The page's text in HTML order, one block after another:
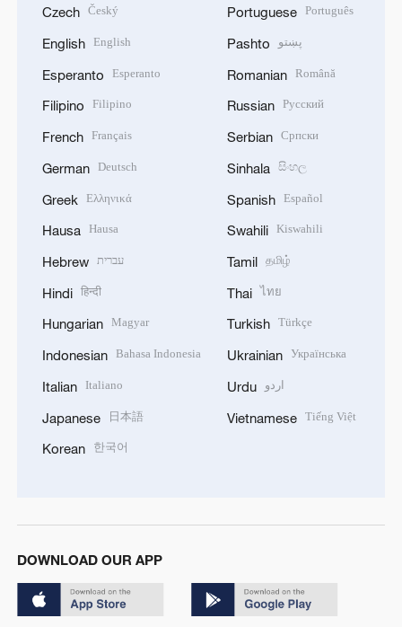
Czech Český
English English
Esperanto Esperanto
Filipino Filipino
French Français
German Deutsch
Greek Ελληνικά
Hausa Hausa
Hebrew עברית
Hindi हिन्दी
Hungarian Magyar
Indonesian Bahasa Indonesia
Italian Italiano
Japanese 日本語
Korean 한국어
Portuguese Português
Pashto پښتو
Romanian Română
Russian Русский
Serbian Српски
Sinhala සිංහල
Spanish Español
Swahili Kiswahili
Tamil தமிழ்
Thai ไทย
Turkish Türkçe
Ukrainian Українська
Urdu اردو
Vietnamese Tiếng Việt
DOWNLOAD OUR APP